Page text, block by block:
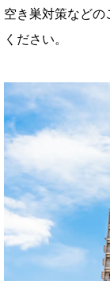
空き巣対策などの
ください。